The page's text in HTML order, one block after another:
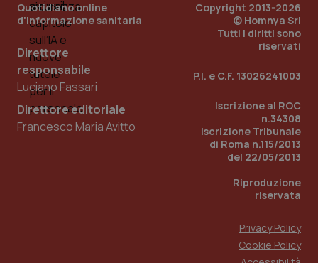
Quotidiano online
d'informazione sanitaria
Direttore
responsabile
Luciano Fassari
Direttore editoriale
Francesco Maria Avitto
Copyright 2013-2026
© Homnya Srl
Tutti i diritti sono
riservati
P.I. e C.F. 13026241003
Iscrizione al ROC
n.34308
Iscrizione Tribunale
di Roma n.115/2013
del 22/05/2013
Riproduzione
riservata
Privacy Policy
Cookie Policy
tracking-sites-ironfish-
www.quotidianosanita.it
2
_ga
Google LLC
1
mese